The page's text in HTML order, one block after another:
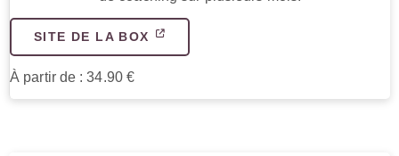
SITE DE LA BOX
À partir de : 34.90 €